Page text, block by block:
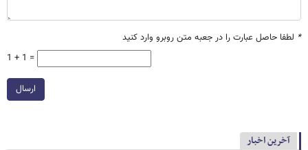
* لطفا حاصل عبارت را در جعبه متن روبرو وارد کنید
1 + 1 =
ارسال
آخرین اخبار